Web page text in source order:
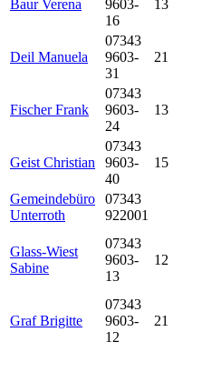
Baur Verena
9603-
16
13
Deil Manuela
07343
9603-
31
21
Fischer Frank
07343
9603-
24
13
Geist Christian
07343
9603-
40
15
Gemeindebüro
Unterroth
07343
922001
Glass-Wiest
Sabine
07343
9603-
13
12
Graf Brigitte
07343
9603-
12
21